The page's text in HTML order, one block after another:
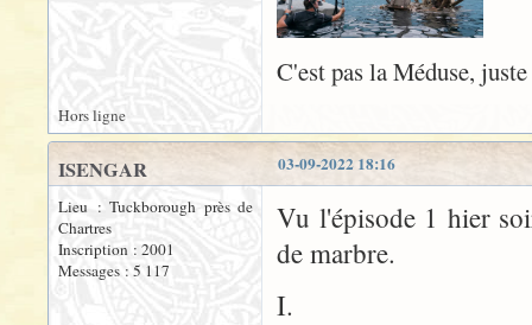
C'est pas la Méduse,
Hors ligne
03-09-2022 18:16
ISENGAR
Lieu : Tuckborough près de
Chartres
Inscription : 2001
Messages : 5 117
Vu l'épisode 1 hier
de marbre.
I.